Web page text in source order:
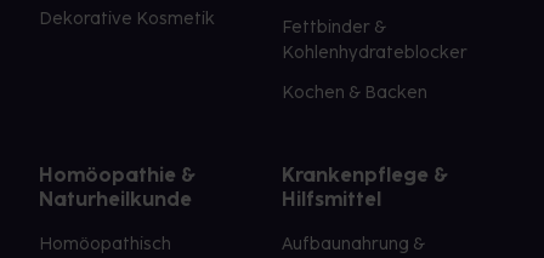
Dekorative Kosmetik
Fettbinder &
Kohlenhydrateblocker
Kochen & Backen
Homöopathie &
Naturheilkunde
Homöopathisch
Krankenpflege &
Hilfsmittel
Aufbaunahrung &